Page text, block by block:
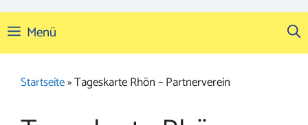
Menü
Startseite»Tageskarte Rhön – Partnerverein